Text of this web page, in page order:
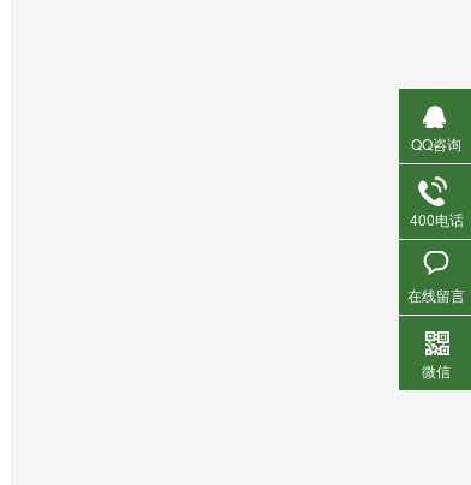
QQ咨询
400电话
在线留言
微信